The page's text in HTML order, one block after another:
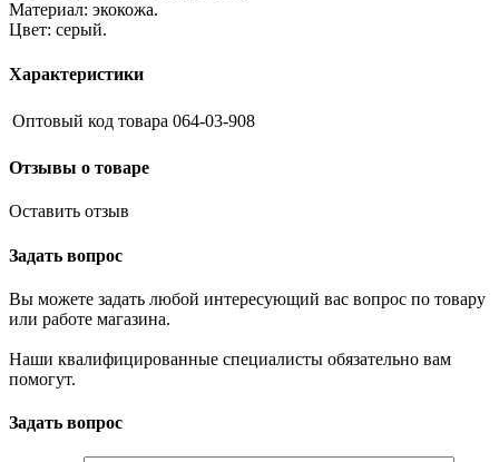
Материал: экокожа.
Цвет: серый.
Характеристики
Оптовый код товара 064-03-908
Отзывы о товаре
Оставить отзыв
Задать вопрос
Вы можете задать любой интересующий вас вопрос по товару
или работе магазина.
Наши квалифицированные специалисты обязательно вам
помогут.
Задать вопрос